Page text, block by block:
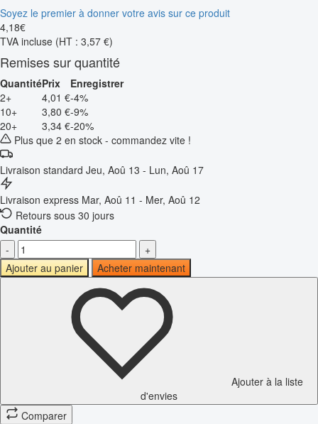
Soyez le premier à donner votre avis sur ce produit
4,18€
TVA incluse (HT : 3,57 €)
Remises sur quantité
QuantitéPrix
Enregistrer
2+
4,01 €-4%
10+
3,80 €-9%
20+
3,34 €-20%
Plus que 2 en stock - commandez vite !
Livraison standard Jeu, Aoû 13 - Lun, Aoû 17
Livraison express Mar, Aoû 11 - Mer, Aoû 12
Retours sous 30 jours
Quantité
-
+
Ajouter au panier
Acheter maintenant
Ajouter à la liste
d'envies
Comparer